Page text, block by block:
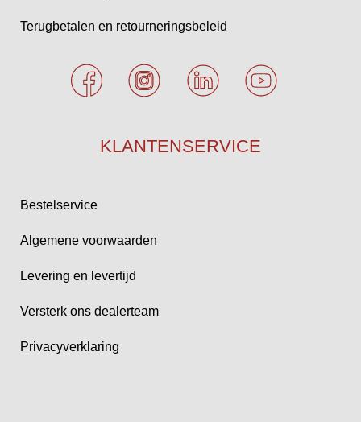
Terugbetalen en retourneringsbeleid
KLANTENSERVICE
Bestelservice
Algemene voorwaarden
Levering en levertijd
Versterk ons dealerteam
Privacyverklaring